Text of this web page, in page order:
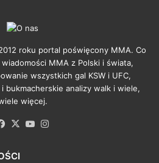
roku portal poświęcony MMA. Co
MMA z Polski i świata,
wszystkich gal KSW i UFC,
bukmacherskie analizy walk i wiele,
więcej.
Facebook
X YouTube